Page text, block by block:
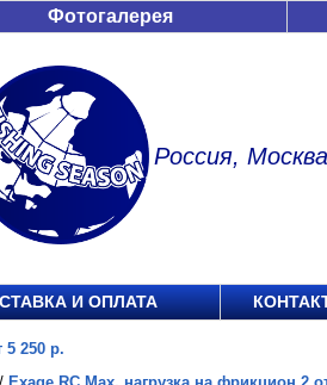
Фотогалерея
Россия, Москва
И ОПЛАТА
5 250 р.